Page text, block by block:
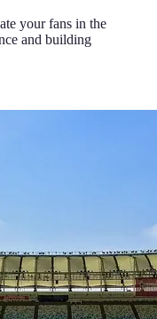
your fans in the
and building